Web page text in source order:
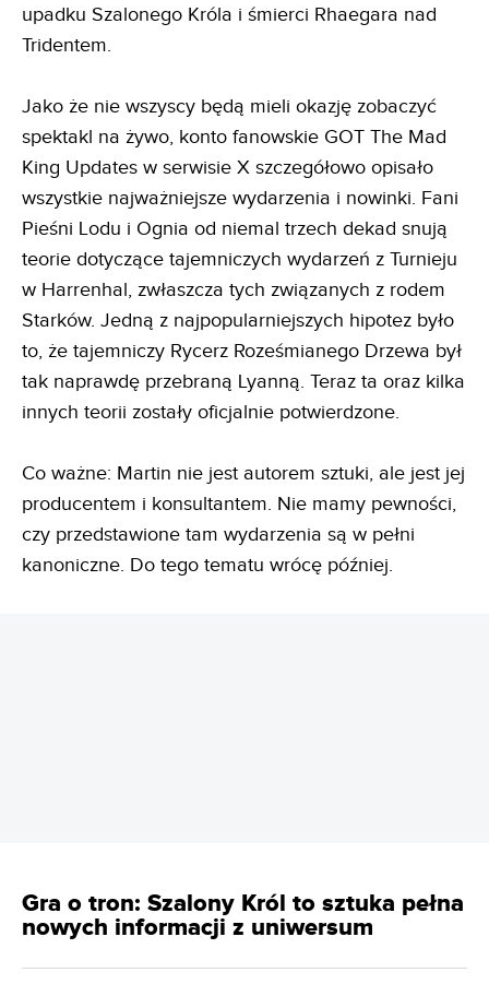
upadku Szalonego Króla i śmierci Rhaegara nad
Tridentem.
Jako że nie wszyscy będą mieli okazję zobaczyć
spektakl na żywo, konto fanowskie GOT The Mad
King Updates w serwisie X szczegółowo opisało
wszystkie najważniejsze wydarzenia i nowinki. Fani
Pieśni Lodu i Ognia od niemal trzech dekad snują
teorie dotyczące tajemniczych wydarzeń z Turnieju
w Harrenhal, zwłaszcza tych związanych z rodem
Starków. Jedną z najpopularniejszych hipotez było
to, że tajemniczy Rycerz Roześmianego Drzewa był
tak naprawdę przebraną Lyanną. Teraz ta oraz kilka
innych teorii zostały oficjalnie potwierdzone.
Co ważne: Martin nie jest autorem sztuki, ale jest jej
producentem i konsultantem. Nie mamy pewności,
czy przedstawione tam wydarzenia są w pełni
kanoniczne. Do tego tematu wrócę później.
Gra o tron: Szalony Król to sztuka pełna
nowych informacji z uniwersum